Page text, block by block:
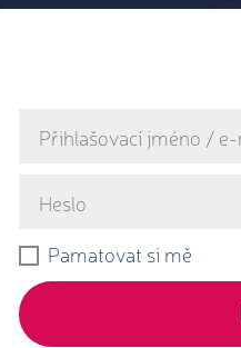
Pamatovat si mě